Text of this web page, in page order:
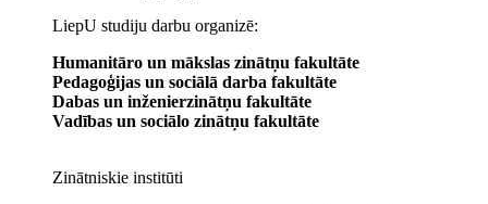
LiepU studiju darbu organizē:
Humanitāro un mākslas zinātņu fakultāte
Pedagoģijas un sociālā darba fakultāte
Dabas un inženierzinātņu fakultāte
Vadības un sociālo zinātņu fakultāte
Zinātniskie institūti